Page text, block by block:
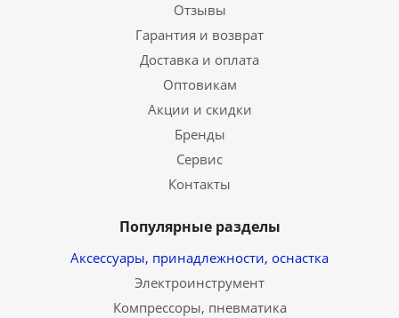
Отзывы
Гарантия и возврат
Доставка и оплата
Оптовикам
Акции и скидки
Бренды
Сервис
Контакты
Популярные разделы
Аксессуары, принадлежности, оснастка
Электроинструмент
Компрессоры, пневматика